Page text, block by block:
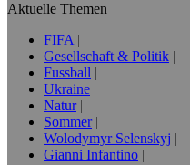
Aktuelle Themen
FIFA
Gesellschaft & Politik
Fussball
Ukraine
Natur
Sommer
Wolodymyr Selenskyj
Gianni Infantino